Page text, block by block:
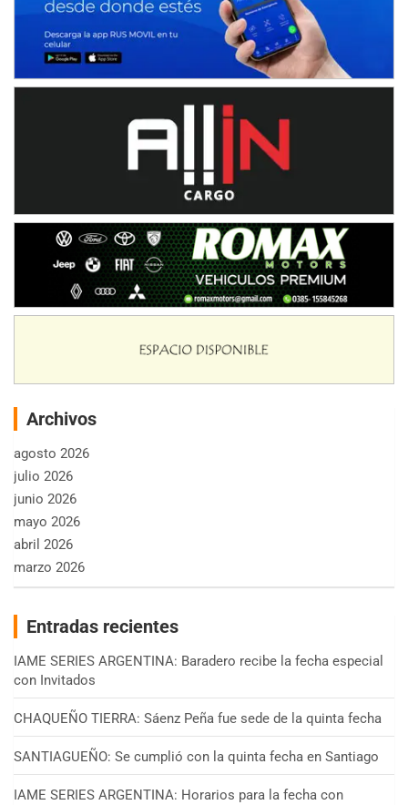
Archivos
agosto 2026
julio 2026
junio 2026
mayo 2026
abril 2026
marzo 2026
Entradas recientes
IAME SERIES ARGENTINA: Baradero recibe la fecha especial
con Invitados
CHAQUEÑO TIERRA: Sáenz Peña fue sede de la quinta fecha
SANTIAGUEÑO: Se cumplió con la quinta fecha en Santiago
IAME SERIES ARGENTINA: Horarios para la fecha con